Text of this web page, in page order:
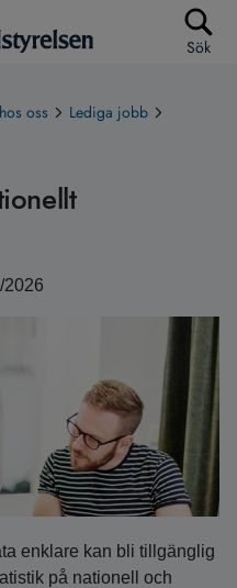
Sök
oss
Lediga jobb
2026
enklare kan bli tillgänglig
på nationell och